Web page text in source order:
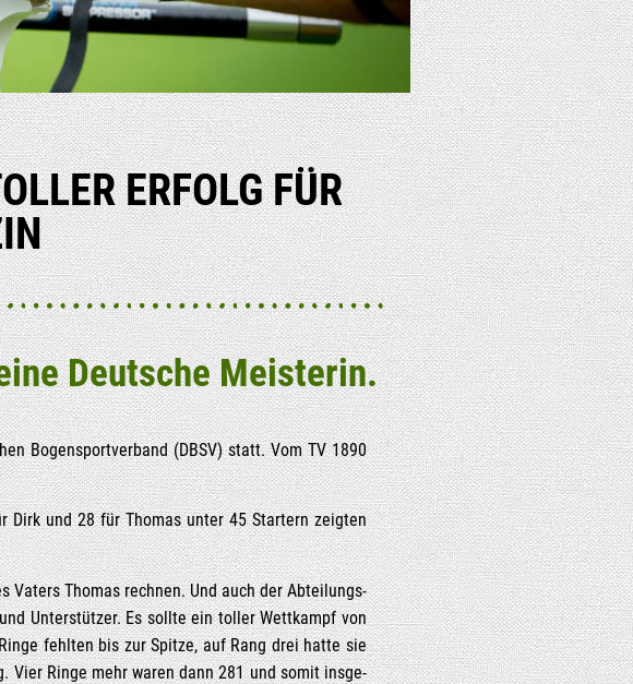
ERFOLG FÜR
Deut­sche Meisterin.
Bogen­sport­ver­band (DBSV) statt. Vom TV 1890
Dirk und 28 für Tho­mas unter 45 Star­tern zeig­ten
Vaters Tho­mas rech­nen. Und auch der Abtei­lungs­
Unter­stüt­zer. Es soll­te ein tol­ler Wett­kampf von
fehl­ten bis zur Spit­ze, auf Rang drei hat­te sie
Vier Rin­ge mehr waren dann 281 und somit ins­ge­